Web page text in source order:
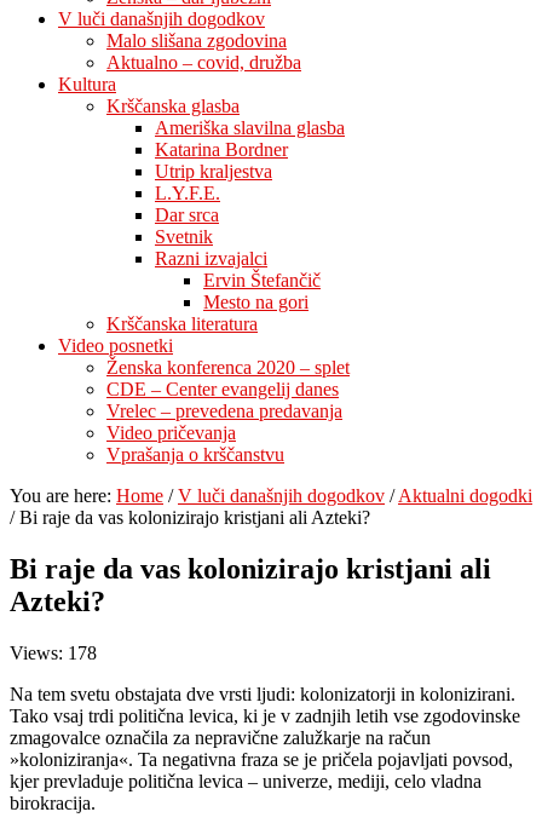
V luči današnjih dogodkov
Malo slišana zgodovina
Aktualno – covid, družba
Kultura
Krščanska glasba
Ameriška slavilna glasba
Katarina Bordner
Utrip kraljestva
L.Y.F.E.
Dar srca
Svetnik
Razni izvajalci
Ervin Štefančič
Mesto na gori
Krščanska literatura
Video posnetki
Ženska konferenca 2020 – splet
CDE – Center evangelij danes
Vrelec – prevedena predavanja
Video pričevanja
Vprašanja o krščanstvu
You are here: Home / V luči današnjih dogodkov / Aktualni dogodki
/Bi raje da vas kolonizirajo kristjani ali Azteki?
Bi raje da vas kolonizirajo kristjani ali
Azteki?
Views: 178
Na tem svetu obstajata dve vrsti ljudi: kolonizatorji in kolonizirani.
Tako vsaj trdi politična levica, ki je v zadnjih letih vse zgodovinske
zmagovalce označila za nepravične zalužkarje na račun
»koloniziranja«. Ta negativna fraza se je pričela pojavljati povsod,
kjer prevladuje politična levica – univerze, mediji, celo vladna
birokracija.